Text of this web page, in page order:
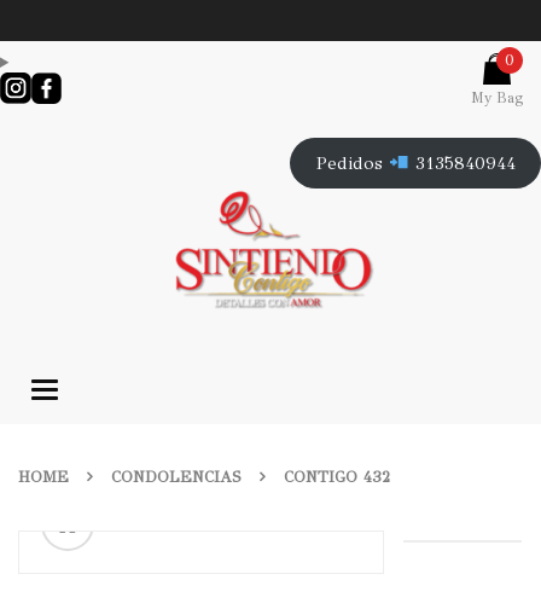
0
My Bag
Pedidos 3135840944
Toggle
navigation
HOME CONDOLENCIAS CONTIGO 432
🔍